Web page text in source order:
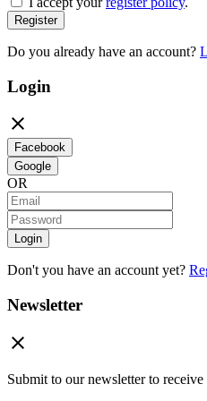
Register
Do you already have an account?
Login

Facebook
Google
OR
Login
Don't you have an account yet?
Newsletter

Submit to our newsletter to